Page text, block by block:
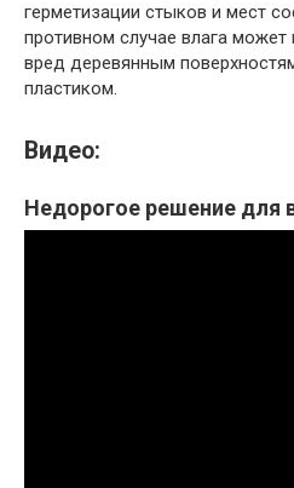
герметизации стыков и мест
противном случае влага может
вред деревянным
пластиком.
Видео:
Недорогое решение для